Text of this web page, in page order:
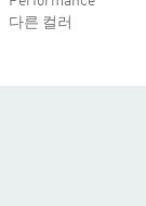
다른 컬러